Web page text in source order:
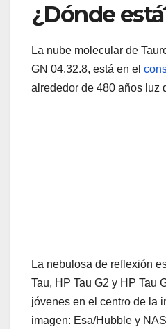
¿Dónde
La nube molecular de
GN 04.32.8, está en el
alrededor de 480 años luz
La nebulosa de reflexión
Tau, HP Tau G2 y HP Tau
jóvenes en el centro de la
imagen: Esa/Hubble y